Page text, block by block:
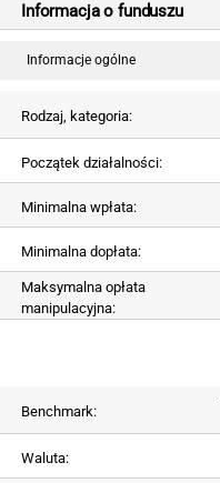
Informacja o funduszu
Informacje ogólne
Rodzaj, kategoria:
Początek działalności:
Minimalna wpłata:
Minimalna dopłata:
Maksymalna opłata
manipulacyjna:
Benchmark:
Waluta: